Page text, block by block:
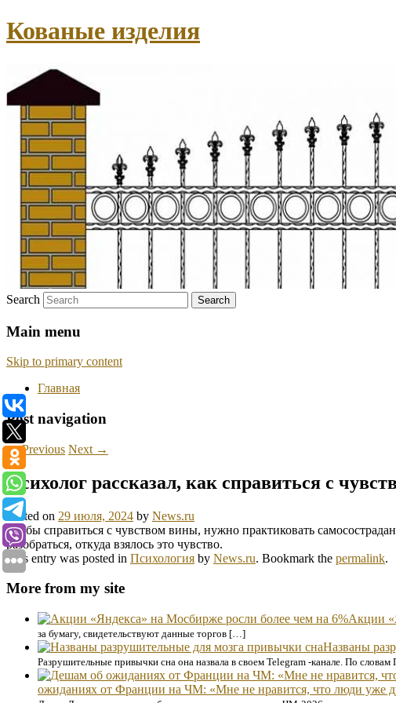
Кованые изделия
Search
Main menu
Skip to primary content
Главная
Post navigation
←Previous Next →
Психолог рассказал, как справиться с
Posted on 29 июля, 2024 by News.ru
Чтобы справиться с чувством вины, нужно практиковать
разобраться, откуда взялось это чувство.
This entry was posted in Психология by News.ru. Bookmark the permalink.
More from my site
Акции
за бумагу, свидетельствуют данные торгов […]
Названы
Разрушительные привычки сна она назвала в своем Telegram -канале. По
ожиданиях от Франции на ЧМ: «Мне не нравится, что люди уже